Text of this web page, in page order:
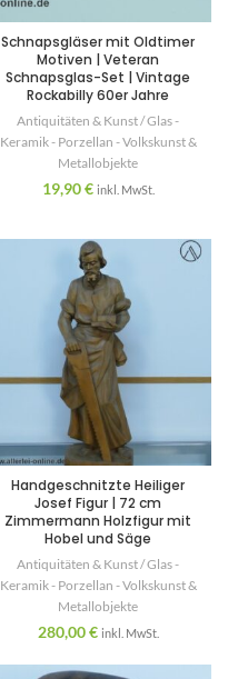
Schnapsgläser mit Oldtimer
Motiven | Veteran
Schnapsglas-Set | Vintage
Rockabilly 60er Jahre
Antiquitäten & Kunst / Glas -
Keramik - Porzellan - Volkskunst &
Metallobjekte
19,90€ inkl. MwSt.
Handgeschnitzte Heiliger
Josef Figur | 72 cm
Zimmermann Holzfigur mit
Hobel und Säge
Antiquitäten & Kunst / Glas -
Keramik - Porzellan - Volkskunst &
Metallobjekte
280,00€ inkl. MwSt.